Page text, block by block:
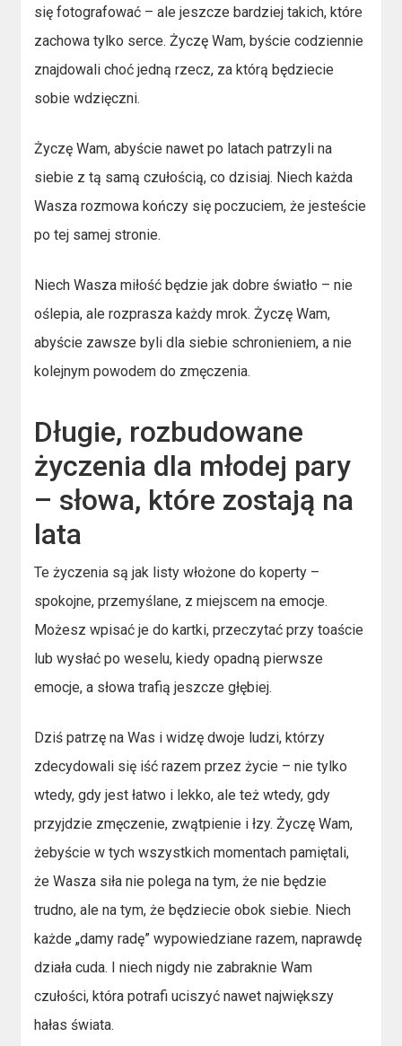
się fotografować – ale jeszcze bardziej takich, które
zachowa tylko serce. Życzę Wam, byście codziennie
znajdowali choć jedną rzecz, za którą będziecie
sobie wdzięczni.
Życzę Wam, abyście nawet po latach patrzyli na
siebie z tą samą czułością, co dzisiaj. Niech każda
Wasza rozmowa kończy się poczuciem, że jesteście
po tej samej stronie.
Niech Wasza miłość będzie jak dobre światło – nie
oślepia, ale rozprasza każdy mrok. Życzę Wam,
abyście zawsze byli dla siebie schronieniem, a nie
kolejnym powodem do zmęczenia.
Długie, rozbudowane
życzenia dla młodej pary
– słowa, które zostają na
lata
Te życzenia są jak listy włożone do koperty –
spokojne, przemyślane, z miejscem na emocje.
Możesz wpisać je do kartki, przeczytać przy toaście
lub wysłać po weselu, kiedy opadną pierwsze
emocje, a słowa trafią jeszcze głębiej.
Dziś patrzę na Was i widzę dwoje ludzi, którzy
zdecydowali się iść razem przez życie – nie tylko
wtedy, gdy jest łatwo i lekko, ale też wtedy, gdy
przyjdzie zmęczenie, zwątpienie i łzy. Życzę Wam,
żebyście w tych wszystkich momentach pamiętali,
że Wasza siła nie polega na tym, że nie będzie
trudno, ale na tym, że będziecie obok siebie. Niech
każde „damy radę” wypowiedziane razem, naprawdę
działa cuda. I niech nigdy nie zabraknie Wam
czułości, która potrafi uciszyć nawet największy
hałas świata.